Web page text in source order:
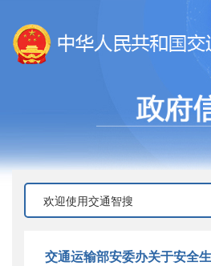
交通运输部安委办关于安全